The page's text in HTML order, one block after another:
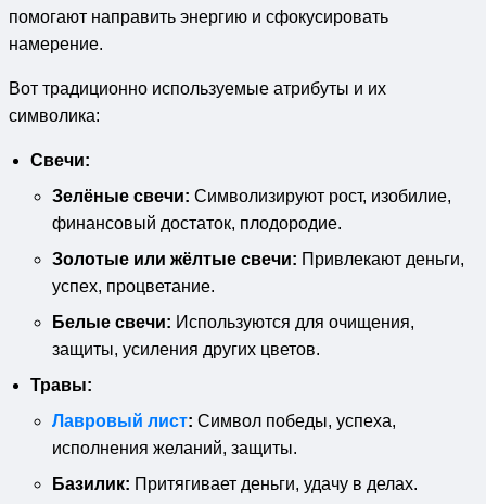
помогают направить энергию и сфокусировать
намерение.
Вот традиционно используемые атрибуты и их
символика:
Свечи:
Зелёные свечи: Символизируют рост, изобилие,
финансовый достаток, плодородие.
Золотые или жёлтые свечи: Привлекают деньги,
успех, процветание.
Белые свечи: Используются для очищения,
защиты, усиления других цветов.
Травы:
Лавровый лист: Символ победы, успеха,
исполнения желаний, защиты.
Базилик: Притягивает деньги, удачу в делах.